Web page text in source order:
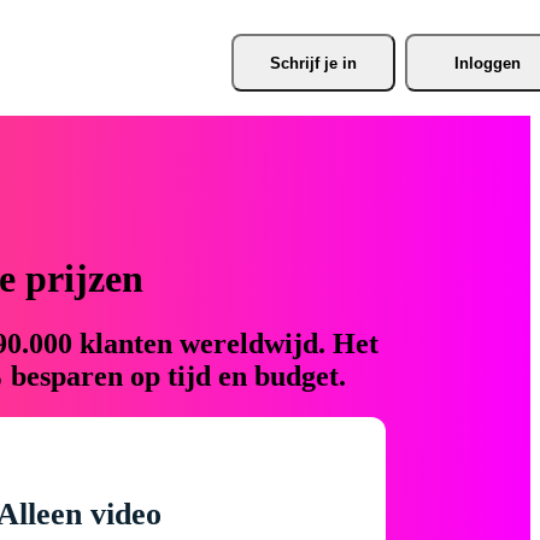
Schrijf je in Inloggen
prijzen
klanten wereldwijd. Het
op tijd en budget.
video